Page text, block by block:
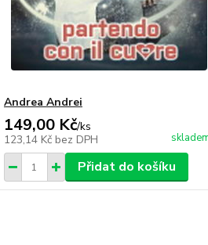
Andrea Andrei
149,00 Kč/ks
123,14 Kč bez DPH
Přidat do košíku